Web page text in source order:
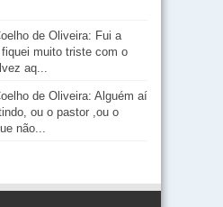
de Oliveira: Fui a
muito triste com o
aq...
de Oliveira: Alguém aí
ou o pastor ,ou o
não...